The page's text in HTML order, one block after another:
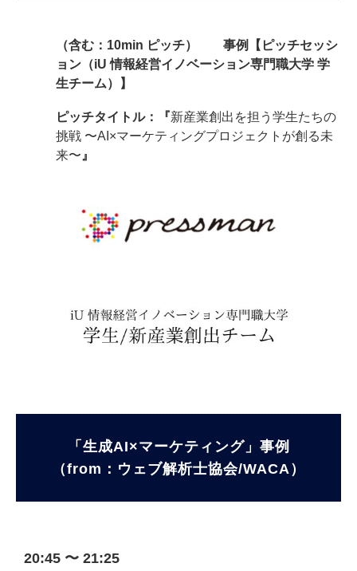
（含む：10min ピッチ） 事例【ピッチセッシ
ョン（iU 情報経営イノベーション専門職大学 学
生チーム）】
ピッチタイトル：『新産業創出を担う学生たちの
挑戦 〜AI×マーケティングプロジェクトが創る未
来〜 』
「生成AI×マーケティング」事例
（from：ウェブ解析士協会/WACA）
20:45 〜 21:25